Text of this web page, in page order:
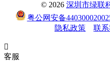
© 2026 深圳市绿联
粤公网安备
隐私政策
联

客服